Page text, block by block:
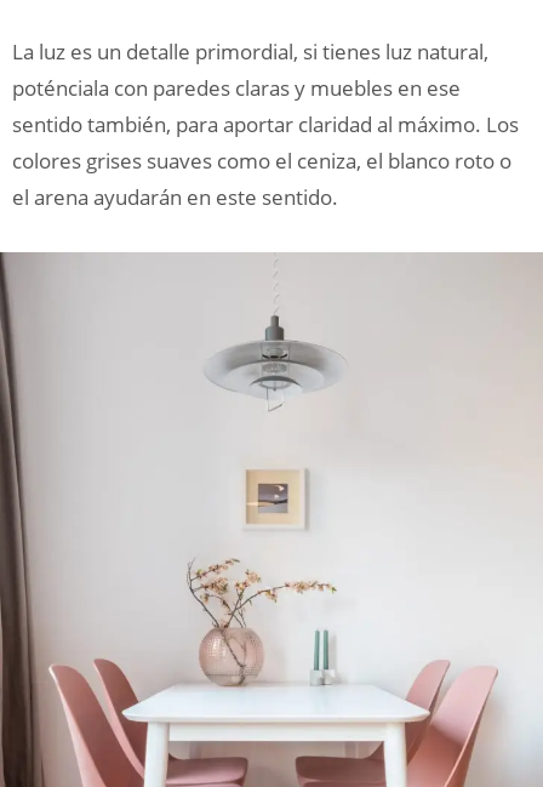
La luz es un detalle primordial, si tienes luz natural,
poténciala con paredes claras y muebles en ese
sentido también, para aportar claridad al máximo. Los
colores grises suaves como el ceniza, el blanco roto o
el arena ayudarán en este sentido.